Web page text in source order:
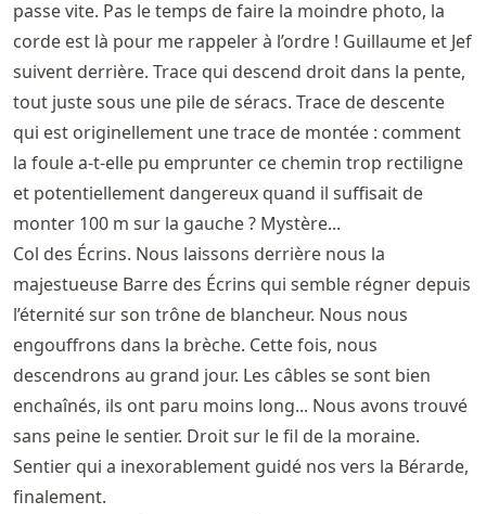
passe vite. Pas le temps de faire la moindre photo, la
corde est là pour me rappeler à l’ordre ! Guillaume et Jef
suivent derrière. Trace qui descend droit dans la pente,
tout juste sous une pile de séracs. Trace de descente
qui est originellement une trace de montée : comment
la foule a-t-elle pu emprunter ce chemin trop rectiligne
et potentiellement dangereux quand il suffisait de
monter 100 m sur la gauche ? Mystère...
Col des Écrins. Nous laissons derrière nous la
majestueuse Barre des Écrins qui semble régner depuis
l’éternité sur son trône de blancheur. Nous nous
engouffrons dans la brèche. Cette fois, nous
descendrons au grand jour. Les câbles se sont bien
enchaînés, ils ont paru moins long... Nous avons trouvé
sans peine le sentier. Droit sur le fil de la moraine.
Sentier qui a inexorablement guidé nos vers la Bérarde,
finalement.